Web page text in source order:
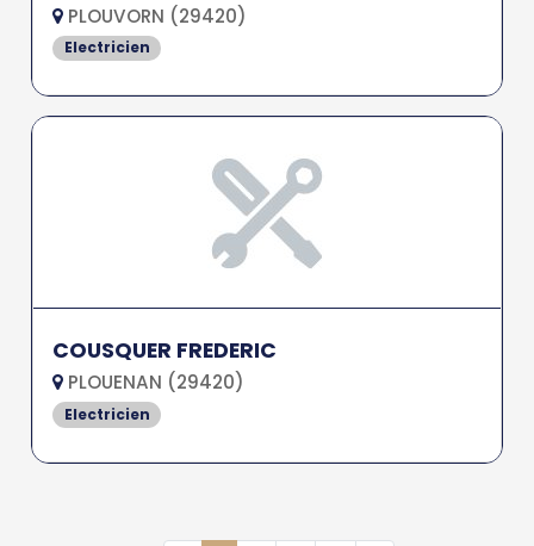
PLOUVORN (29420)
Electricien
COUSQUER FREDERIC
PLOUENAN (29420)
Electricien